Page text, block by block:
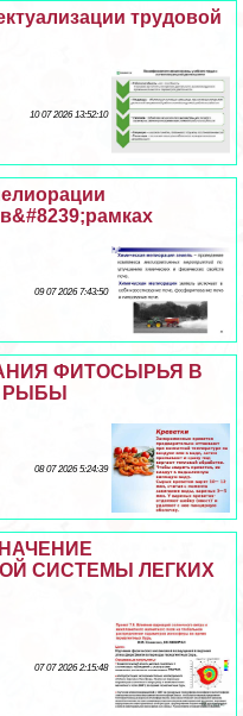
трудовой
10 07 2026 13:52:10
09 07 2026 7:43:50
ФИТОСЫРЬЯ В
РЫБЫ
08 07 2026 5:24:39
СИСТЕМЫ ЛЕГКИХ
07 07 2026 2:15:48